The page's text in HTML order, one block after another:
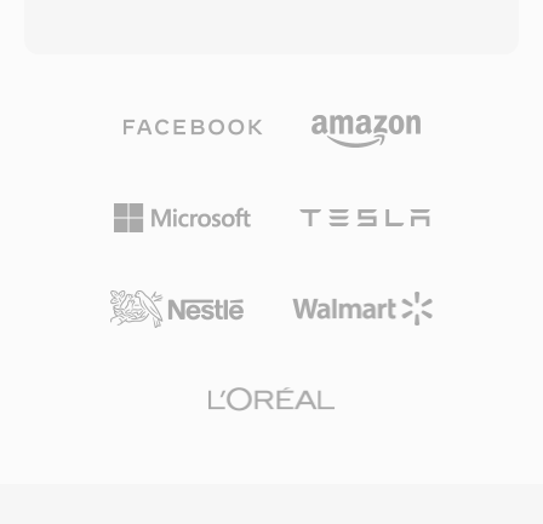
Definition-Auflösungen von 720x480 (NTSC)
oder 720x576 (PAL) bei Bitraten auf, die für
MOD-Dateien werden zusammen mit
Aufnahmegerät organisiert, die Clip-
Informationen, Aufnahmedaten und Playlist-
übernahmen das MOD-Format ebenfalls in
Inhalte in Pakete fester Grösse von 188 Bytes
Synchronisations-, Fehlerindikations- und
Stream-Identifikationsinformationen trägt.
nach Signalunterbrechungen schnell zu
Transport Streams von Programm Streams